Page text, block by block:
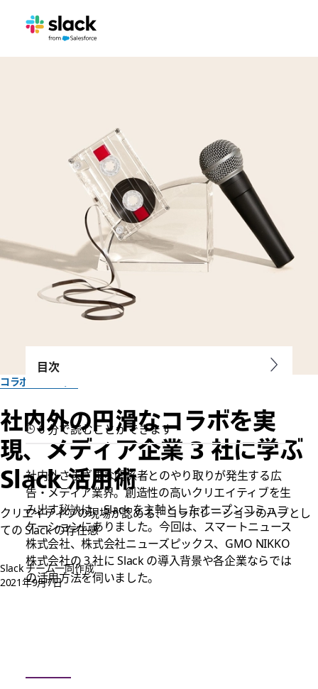
コラボレーション
社内外の円滑なコラボを実
現、メディア企業 3 社に学ぶ
Slack 活用術
クリエイティブの現場が認める、コラボレーションのハブとし
ての Slack の存在感
Slack チーム一同作成
2021年9月7日
目次
6 分で読むことができます
社内外さまざまな関係者とのやり取りが発生する広
告・メディア業界。創造性の高いクリエイティブを生
み出す秘訣は、Slack を主軸としたオープンコミュニ
ケーションにありました。今回は、スマートニュース
株式会社、株式会社ニューズピックス、GMO NIKKO
株式会社の 3 社に Slack の導入背景や各企業ならでは
の活用方法を伺いました。